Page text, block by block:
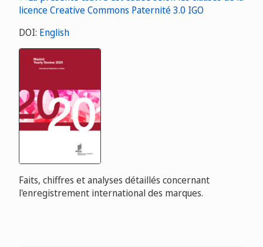
DOI: English
Faits, chiffres et analyses détaillés concernant
l'enregistrement international des marques.